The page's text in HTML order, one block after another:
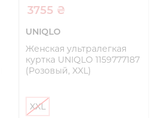
3755 ₴
UNIQLO
Женская ультралегкая
куртка UNIQLO 1159777187
(Розовый, XXL)
XXL